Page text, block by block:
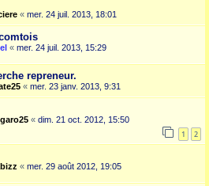
« mer. 24 juil. 2013, 18:01
« mer. 24 juil. 2013, 15:29
repreneur.
« mer. 23 janv. 2013, 9:31
« dim. 21 oct. 2012, 15:50
1 2
« mer. 29 août 2012, 19:05